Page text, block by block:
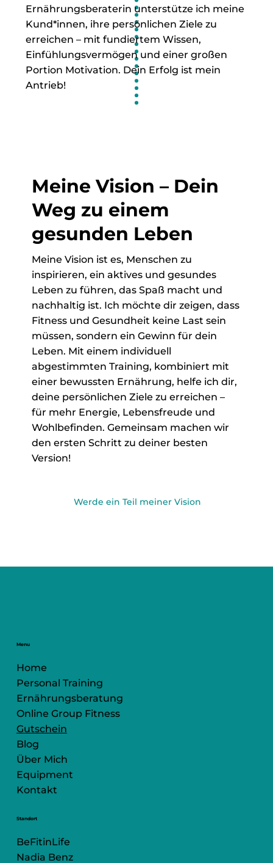
Ernährungsberaterin unterstütze ich meine
Kund*innen, ihre persönlichen Ziele zu
erreichen – mit fundiertem Wissen,
Einfühlungsvermögen und einer großen
Portion Motivation. Dein Erfolg ist mein
Antrieb!
Meine Vision – Dein
Weg zu einem
gesunden Leben
Meine Vision ist es, Menschen zu
inspirieren, ein aktives und gesundes
Leben zu führen, das Spaß macht und
nachhaltig ist. Ich möchte dir zeigen, dass
Fitness und Gesundheit keine Last sein
müssen, sondern ein Gewinn für dein
Leben. Mit einem individuell
abgestimmten Training, kombiniert mit
einer bewussten Ernährung, helfe ich dir,
deine persönlichen Ziele zu erreichen –
für mehr Energie, Lebensfreude und
Wohlbefinden. Gemeinsam machen wir
den ersten Schritt zu deiner besten
Version!
Werde ein Teil meiner Vision
Menu
Home
Personal Training
Ernährungsberatung
Online Group Fitness
Gutschein
Blog
Über Mich
Equipment
Kontakt
Standort
BeFitinLife
Nadia Benz